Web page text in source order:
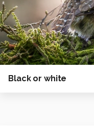
Black or white